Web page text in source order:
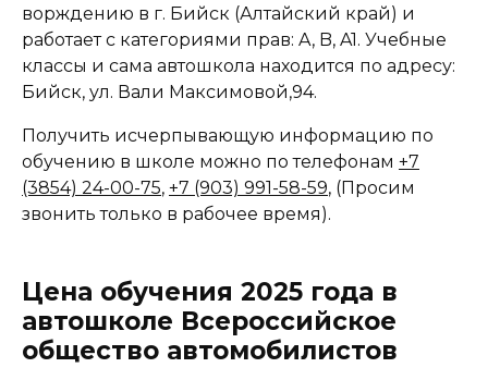
ворждению в г. Бийск (Алтайский край) и
работает с категориями прав: A, B, A1. Учебные
классы и сама автошкола находится по адресу:
Бийск, ул. Вали Максимовой,94.
Получить исчерпывающую информацию по
обучению в школе можно по телефонам +7
(3854) 24-00-75, +7 (903) 991-58-59, (Просим
звонить только в рабочее время).
Цена обучения 2025 года в
автошколе Всероссийское
общество автомобилистов